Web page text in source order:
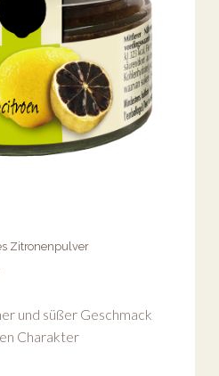
Zitronenpulver
und süßer Geschmack
Charakter